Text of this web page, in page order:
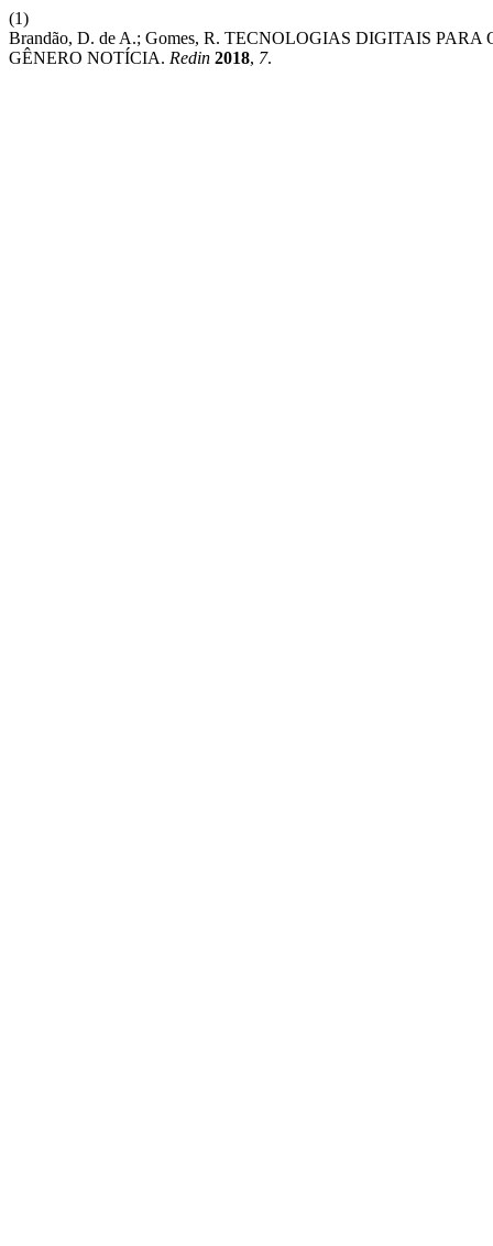
(1)
Brandão, D. de A.; Gomes, R. TECNOLOGIAS DIGITAIS
GÊNERO NOTÍCIA. Redin 2018, 7.